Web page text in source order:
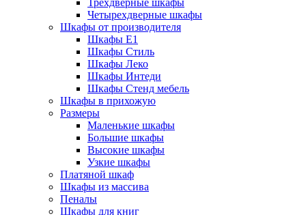
Трехдверные шкафы
Четырехдверные шкафы
Шкафы от производителя
Шкафы E1
Шкафы Стиль
Шкафы Леко
Шкафы Интеди
Шкафы Стенд мебель
Шкафы в прихожую
Размеры
Маленькие шкафы
Большие шкафы
Высокие шкафы
Узкие шкафы
Платяной шкаф
Шкафы из массива
Пеналы
Шкафы для книг